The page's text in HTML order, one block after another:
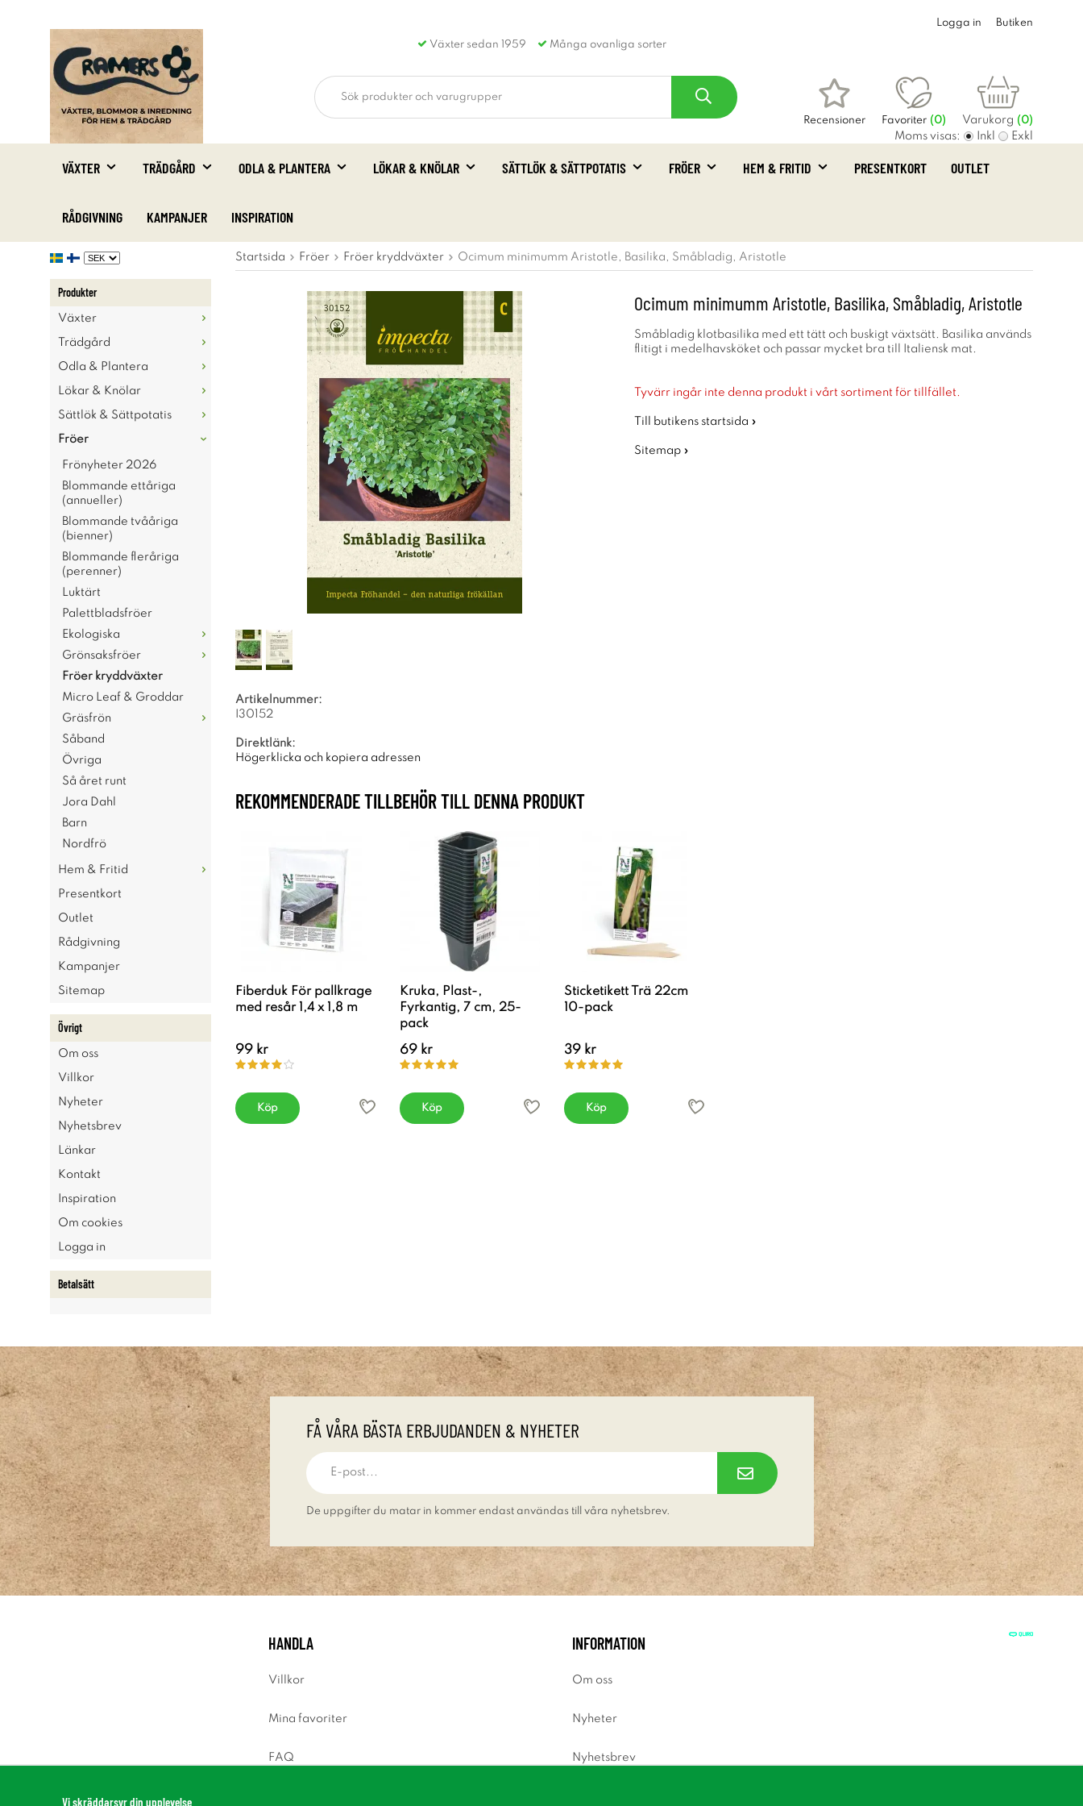
Växter sedan 1959 Många ovanliga sorter
Logga in Butiken
Recensioner Favoriter (0) Varukorg (0)
Moms visas: Inkl Exkl
VÄXTER TRÄDGÅRD ODLA & PLANTERA LÖKAR & KNÖLAR SÄTTLÖK & SÄTTPOTATIS FRÖER HEM & FRITID PRESENTKORT OUTLET
RÅDGIVNING KAMPANJER INSPIRATION
Produkter
Växter
Trädgård
Odla & Plantera
Lökar & Knölar
Sättlök & Sättpotatis
Fröer
Frönyheter 2026
Blommande ettåriga
(annueller)
Blommande tvååriga
(bienner)
Blommande fleråriga
(perenner)
Luktärt
Palettbladsfröer
Ekologiska
Grönsaksfröer
Fröer kryddväxter
Micro Leaf & Groddar
Gräsfrön
Såband
Övriga
Så året runt
Jora Dahl
Barn
Nordfrö
Hem & Fritid
Presentkort
Outlet
Rådgivning
Kampanjer
Sitemap
Övrigt
Om oss
Villkor
Nyheter
Nyhetsbrev
Länkar
Kontakt
Inspiration
Om cookies
Logga in
Betalsätt
Startsida Fröer Fröer kryddväxter Ocimum minimumm Aristotle, Basilika, Småbladig, Aristotle
Ocimum minimumm Aristotle, Basilika, Småbladig, Aristotle
Småbladig klotbasilika med ett tätt och buskigt växtsätt. Basilika används
flitigt i medelhavsköket och passar mycket bra till Italiensk mat.
Tyvärr ingår inte denna produkt i vårt sortiment för tillfället.
Till butikens startsida »
Sitemap »
Artikelnummer:
I30152
Direktlänk:
Högerklicka och kopiera adressen
REKOMMENDERADE TILLBEHÖR TILL DENNA PRODUKT
Fiberduk För pallkrage
med resår 1,4 x 1,8 m
99 kr
Köp
Kruka, Plast-,
Fyrkantig, 7 cm, 25-
pack
69 kr
Köp
Sticketikett Trä 22cm
10-pack
39 kr
Köp
FÅ VÅRA BÄSTA ERBJUDANDEN & NYHETER
De uppgifter du matar in kommer endast användas till våra nyhetsbrev.
HANDLA
Villkor
Mina favoriter
FAQ
INFORMATION
Om oss
Nyheter
Nyhetsbrev
Vi skräddarsyr din upplevelse